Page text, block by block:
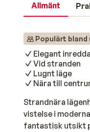
Allmänt
Populärt bland
Elegant
Vid stranden
Lugnt läge
Nära till
Strandnära
vistelse i
fantastisk utsikt